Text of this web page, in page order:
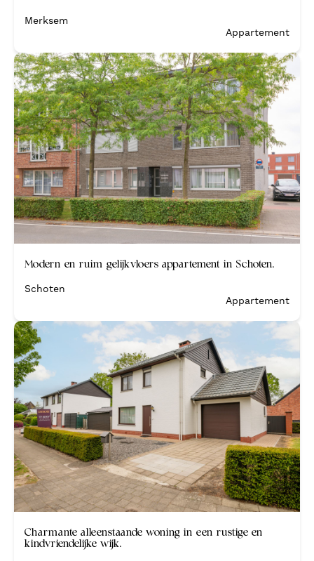
Merksem
Appartement
Modern en ruim gelijkvloers appartement in Schoten.
Schoten
Appartement
Charmante alleenstaande woning in een rustige en
kindvriendelijke wijk.